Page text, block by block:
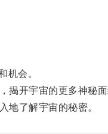
机会。
开宇宙的更多神秘面
了解宇宙的秘密。